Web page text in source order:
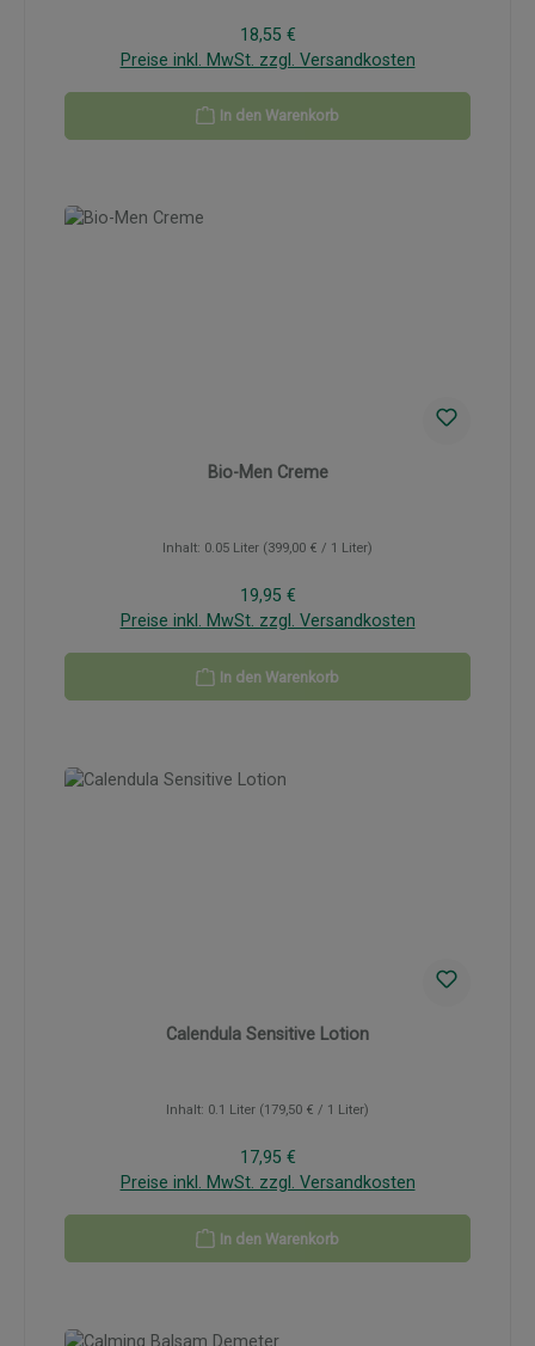
Regulärer Preis:
18,55 €
Preise inkl. MwSt. zzgl. Versandkosten
In den Warenkorb
Bio-Men Creme
Inhalt: 0.05 Liter (399,00 € / 1 Liter)
Regulärer Preis:
19,95 €
Preise inkl. MwSt. zzgl. Versandkosten
In den Warenkorb
Calendula Sensitive Lotion
Inhalt: 0.1 Liter (179,50 € / 1 Liter)
Regulärer Preis:
17,95 €
Preise inkl. MwSt. zzgl. Versandkosten
In den Warenkorb